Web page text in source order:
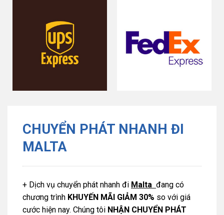
CHUYỂN PHÁT NHANH ĐI
MALTA
+ Dịch vụ chuyển phát nhanh đi Malta đang có
chương trình KHUYẾN MÃI GIẢM 30% so với giá
cước hiện nay. Chúng tôi NHẬN CHUYỂN PHÁT